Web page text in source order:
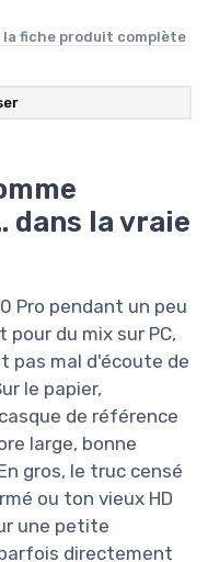
la fiche produit complète
dans la vraie
Pro pendant un peu
du mix sur PC,
pas mal d'écoute de
le papier,
de référence
large, bonne
gros, le truc censé
ou ton vieux HD
une petite
directement